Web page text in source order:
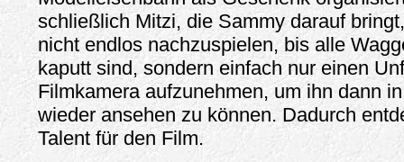
schließlich Mitzi, die Sammy darauf
nicht endlos nachzuspielen, bis alle
kaputt sind, sondern einfach nur einen
Filmkamera aufzunehmen, um ihn dann
wieder ansehen zu können. Dadurch
Talent für den Film.